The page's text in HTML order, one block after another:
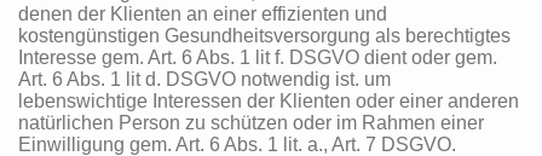
denen der Klienten an einer effizienten und
kostengünstigen Gesundheitsversorgung als berechtigtes
Interesse gem. Art. 6 Abs. 1 lit f. DSGVO dient oder gem.
Art. 6 Abs. 1 lit d. DSGVO notwendig ist. um
lebenswichtige Interessen der Klienten oder einer anderen
natürlichen Person zu schützen oder im Rahmen einer
Einwilligung gem. Art. 6 Abs. 1 lit. a., Art. 7 DSGVO.